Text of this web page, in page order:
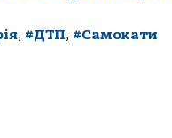
, #ДТП, #Самокати